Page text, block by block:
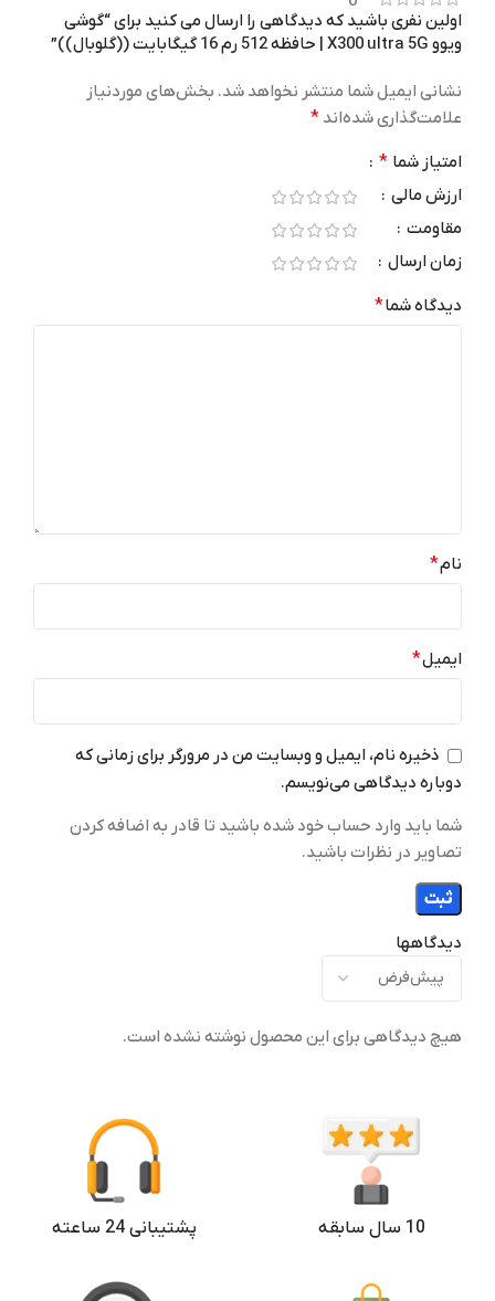
دوربین جلو
سلفی 50 مگاپیکسل
گارانتی
دیجی,رجیستر شده مسافری –
گارانتی اصالت و سلامت فیزیکی کالا
-۳ ماه تعویض- ۱سال خدمات پس
دوربین)
Wi-Fi 7 (802.11be)
a/b/g/n/ac/ax/be
وزن
تعداد سیم کارت
رزولوشن
16GB
نرخ نوسازی تصویر
دیدگاهها
هیچ دیدگاهی برای این محصول نوشته نشده است.
اولین نفری باشید که دیدگاهی را ارسال می کنید برای “گوشی
ویوو X300 ultra 5G | حافظه 512 رم 16 گیگابایت ((گلوبال))”
نشانی ایمیل شما منتشر نخواهد شد. بخش‌های موردنیاز
علامت‌گذاری شده‌اند *
امتیاز شما *
ارزش مالی
مقاومت
زمان ارسال
دیدگاه شما*
نام*
ایمیل*
ذخیره نام، ایمیل و وبسایت من در مرورگر برای زمانی که
دوباره دیدگاهی می‌نویسم.
شما باید وارد حساب خود شده باشید تا قادر به اضافه کردن
تصاویر در نظرات باشید.
10 سال سابقه پشتیبانی 24 ساعته